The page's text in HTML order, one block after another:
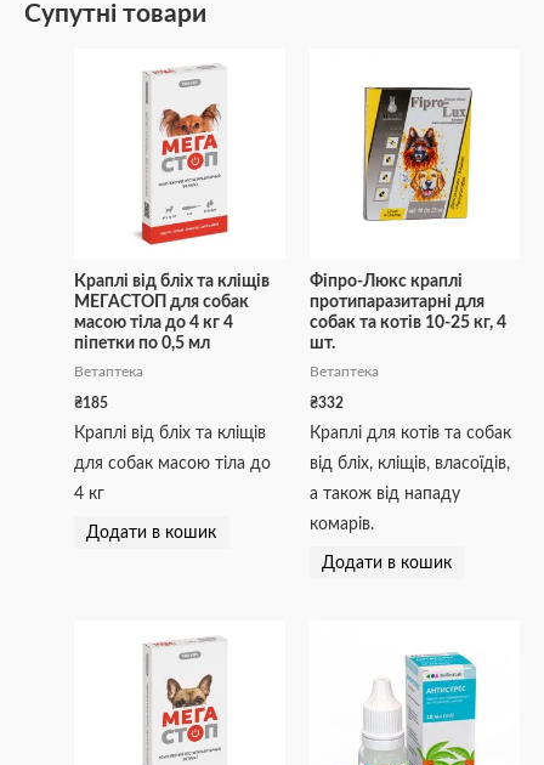
Супутні товари
Краплі від бліх та кліщів
МЕГАСТОП для собак
масою тіла до 4 кг 4
піпетки по 0,5 мл
Ветаптека
₴185
Краплі від бліх та кліщів
для собак масою тіла до
4 кг
Додати в кошик
Фіпро-Люкс краплі
протипаразитарні для
собак та котів 10-25 кг, 4
шт.
Ветаптека
₴332
Краплі для котів та собак
від бліх, кліщів, власоїдів,
а також від нападу
комарів.
Додати в кошик